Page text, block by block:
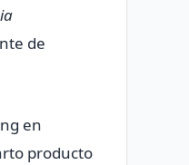
de
en
producto